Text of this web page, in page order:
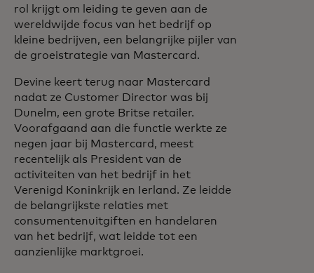
rol krijgt om leiding te geven aan de
wereldwijde focus van het bedrijf op
kleine bedrijven, een belangrijke pijler van
de groeistrategie van Mastercard.
Devine keert terug naar Mastercard
nadat ze Customer Director was bij
Dunelm, een grote Britse retailer.
Voorafgaand aan die functie werkte ze
negen jaar bij Mastercard, meest
recentelijk als President van de
activiteiten van het bedrijf in het
Verenigd Koninkrijk en Ierland. Ze leidde
de belangrijkste relaties met
consumentenuitgiften en handelaren
van het bedrijf, wat leidde tot een
aanzienlijke marktgroei.